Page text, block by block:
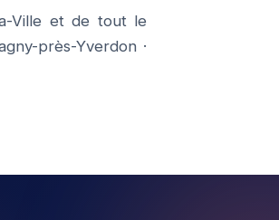
Ville et de tout le
près-Yverdon ·